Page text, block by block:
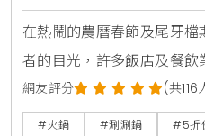
在熱鬧的農曆春節及尾牙
者的目光，許多飯店及餐
動，以提升整體的消費熱度
廳Smile One精緻涮涮鍋也
網友評分 (共116
#火鍋 #涮涮鍋 #5折